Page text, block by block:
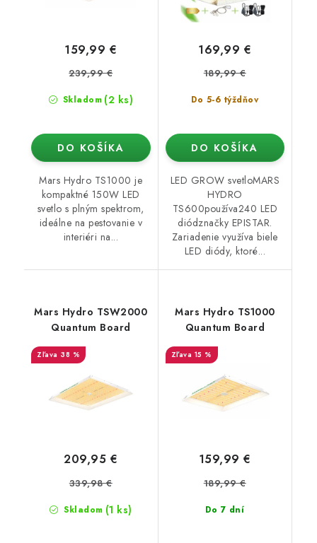
Skladom (2 ks)
159,99 €
239,99 €
DO KOŠÍKA
Mars Hydro TS1000 je
kompaktné 150W LED
svetlo s plným spektrom,
ideálne na pestovanie v
interiéri na...
Do 5-6 týždňov
169,99 €
189,99 €
DO KOŠÍKA
LED GROW svetloMARS
HYDRO
TS600používa240 LED
diódznačky EPISTAR.
Zariadenie využíva biele
LED diódy, ktoré...
Mars Hydro TSW2000
Quantum Board
38 %
Skladom (1 ks)
209,95 €
339,98 €
Mars Hydro TS1000
Quantum Board
15 %
Do 7 dní
159,99 €
189,99 €